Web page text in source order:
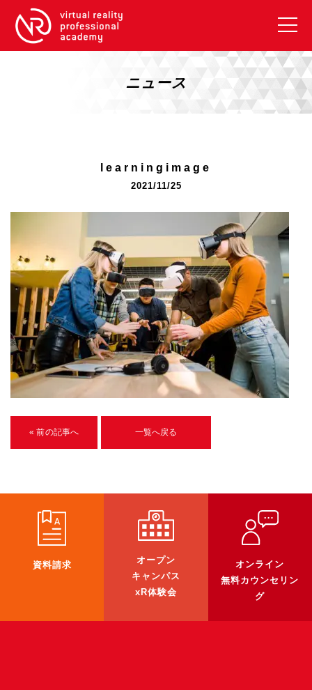
VRアカデミーとは
【2026年10月】ARエキスパートコース
《リスキリング補助金コース》
リスキリング補助金対象コース説明
《SDGs》
U-15メタバースプログラミング講座
入学案内
受講生紹介
イベント
ブログ
企業向け
《3DGS》
3DGSスキャンサービス
ニュース
learningimage
2021/11/25
« 前の記事へ 一覧へ戻る
資料請求
オープン
キャンパス
xR体験会
オンライン
無料カウンセリン
グ